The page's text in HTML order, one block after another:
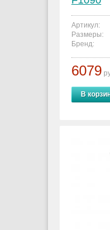
Артикул:
Размеры:
Бренд:
6079
В